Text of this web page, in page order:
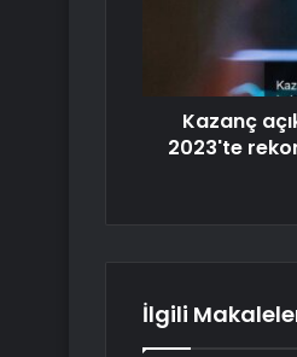
Kazanç
2023'te
İlgili